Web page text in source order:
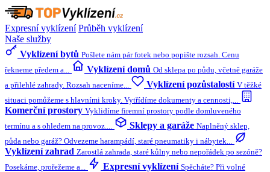
Expresní vyklízení Průběh vyklízení
Naše služby
Vyklízení bytů Pošlete nám pár fotek nebo popište rozsah. Cenu
řekneme předem a...
Vyklízení domů Od sklepa po půdu, včetně garáže
a přilehlé zahrady. Rozsah naceníme...
Vyklízení pozůstalostí V těžké
situaci pomůžeme s hlavními kroky. Vytřídíme dokumenty a cennosti,...
Komerční prostory Vyklidíme firemní prostory podle domluveného
termínu a s ohledem na provoz....
Sklepy a garáže Naplněný sklep,
půda nebo garáž? Odvezeme harampádí, staré pneumatiky i nábytek...
Vyklízení zahrad Zarostlá zahrada, staré kůlny nebo nepořádek po sezóně?
Posekáme, prořežeme a...
Expresní vyklízení Spěcháte? Při volné